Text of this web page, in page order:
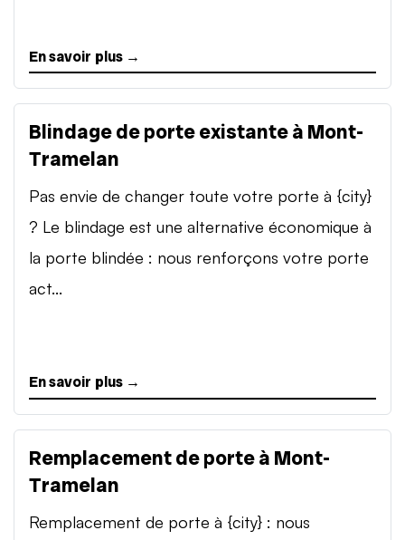
En savoir plus →
Blindage de porte existante à Mont-
Tramelan
Pas envie de changer toute votre porte à {city}
? Le blindage est une alternative économique à
la porte blindée : nous renforçons votre porte
act...
En savoir plus →
Remplacement de porte à Mont-
Tramelan
Remplacement de porte à {city} : nous